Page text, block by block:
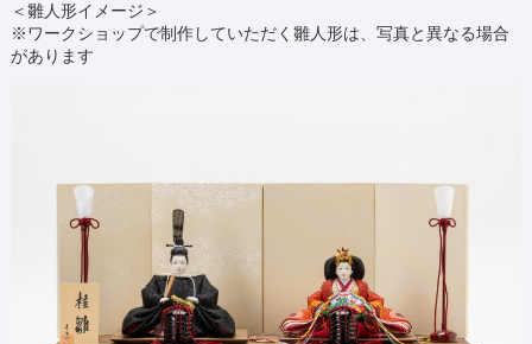
＜雛人形イメージ＞
※ワークショップで制作していただく雛人形は、写真と異なる場合
があります